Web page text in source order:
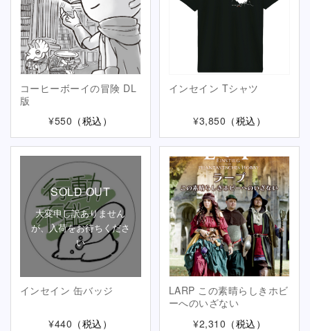
コーヒーボーイの冒険 DL
版
¥550 （税込）
インセイン Tシャツ
¥3,850 （税込）
SOLD OUT
大変申し訳ありません
が、入荷をお待ちくださ
い
インセイン 缶バッジ
¥440 （税込）
LARP この素晴らしきホビ
ーへのいざない
¥2,310 （税込）